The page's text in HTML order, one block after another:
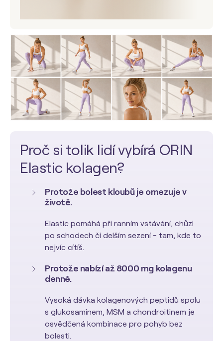
Proč si tolik lidí vybírá ORIN
Elastic kolagen?
Protože bolest kloubů je omezuje v
životě.
Elastic pomáhá při ranním vstávání, chůzi
po schodech či delším sezení - tam, kde to
nejvíc cítíš.
Protože nabízí až 8000 mg kolagenu
denně.
Vysoká dávka kolagenových peptidů spolu
s glukosaminem, MSM a chondroitinem je
osvědčená kombinace pro pohyb bez
bolesti.